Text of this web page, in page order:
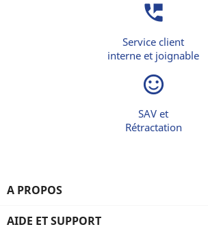
perm_phone_msg
Service client
interne et joignable
sentiment_satisfied_alt
SAV et
Rétractation
A PROPOS
AIDE ET SUPPORT